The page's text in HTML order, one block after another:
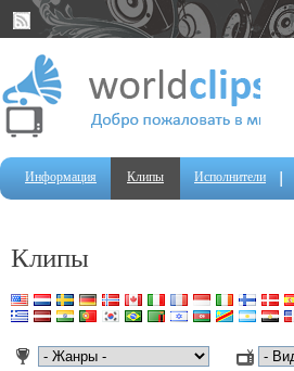
Информация Клипы Исполнители
Клипы